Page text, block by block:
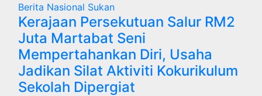
Berita Nasional Sukan
Kerajaan Persekutuan Salur RM2
Juta Martabat Seni
Mempertahankan Diri, Usaha
Jadikan Silat Aktiviti Kokurikulum
Sekolah Dipergiat